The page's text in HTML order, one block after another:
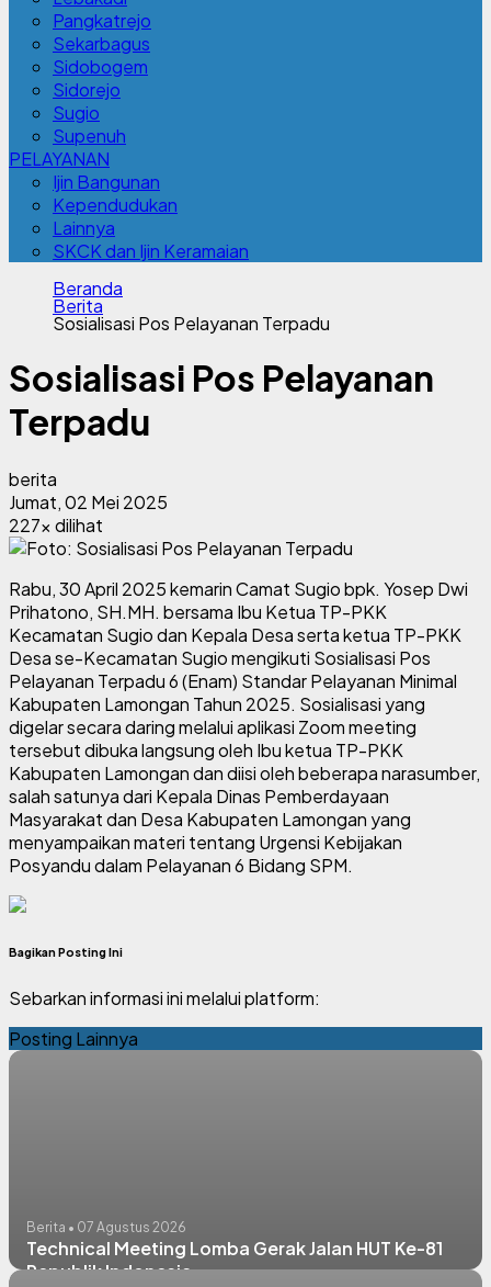
Pangkatrejo
Sekarbagus
Sidobogem
Sidorejo
Sugio
Supenuh
PELAYANAN
Ijin Bangunan
Kependudukan
Lainnya
SKCK dan Ijin Keramaian
Beranda
Berita
Sosialisasi Pos Pelayanan Terpadu
Sosialisasi Pos Pelayanan
Terpadu
berita
Jumat, 02 Mei 2025
227x dilihat
Rabu, 30 April 2025 kemarin Camat Sugio bpk. Yosep Dwi
Prihatono, SH.MH. bersama Ibu Ketua TP-PKK
Kecamatan Sugio dan Kepala Desa serta ketua TP-PKK
Desa se-Kecamatan Sugio mengikuti Sosialisasi Pos
Pelayanan Terpadu 6 (Enam) Standar Pelayanan Minimal
Kabupaten Lamongan Tahun 2025. Sosialisasi yang
digelar secara daring melalui aplikasi Zoom meeting
tersebut dibuka langsung oleh Ibu ketua TP-PKK
Kabupaten Lamongan dan diisi oleh beberapa narasumber,
salah satunya dari Kepala Dinas Pemberdayaan
Masyarakat dan Desa Kabupaten Lamongan yang
menyampaikan materi tentang Urgensi Kebijakan
Posyandu dalam Pelayanan 6 Bidang SPM.
Bagikan Posting Ini
Sebarkan informasi ini melalui platform:
Posting Lainnya
Berita • 07 Agustus 2026
Technical Meeting Lomba Gerak Jalan HUT Ke-81
Republik Indonesia